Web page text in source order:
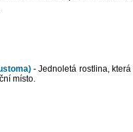
- Jednoletá rostlina, která
místo.